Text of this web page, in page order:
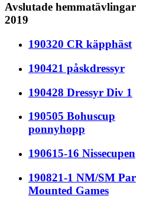
Avslutade hemmatävlingar
2019
190320 CR käpphäst
190421 påskdressyr
190428 Dressyr Div 1
190505 Bohuscup
ponnyhopp
190615-16 Nissecupen
190821-1 NM/SM Par
Mounted Games